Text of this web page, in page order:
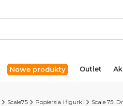
Nowe produkty Outlet
Scale75 Popiersia i figurki Scale 75: